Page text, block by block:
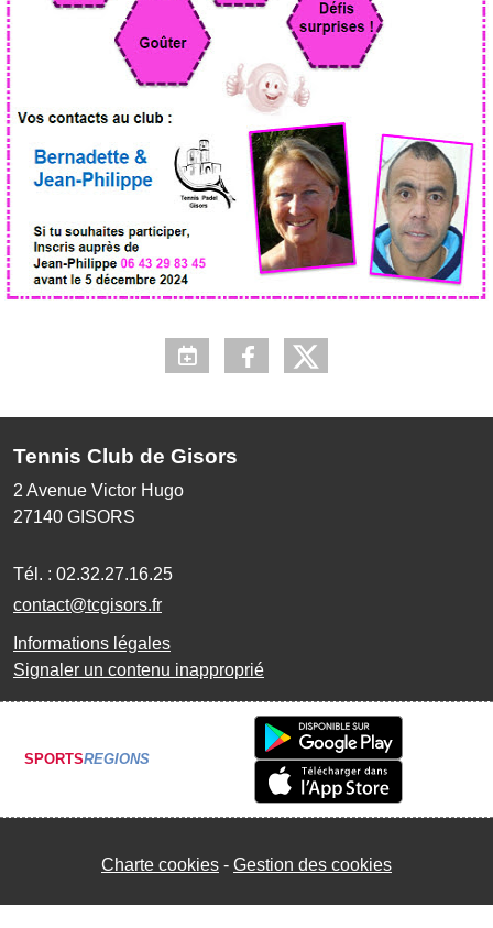
Tennis Club de Gisors
2 Avenue Victor Hugo
27140 GISORS
Tél. : 02.32.27.16.25
contact@tcgisors.fr
Informations légales
Signaler un contenu inapproprié
SPORTSREGIONS
Charte cookies Gestion des cookies